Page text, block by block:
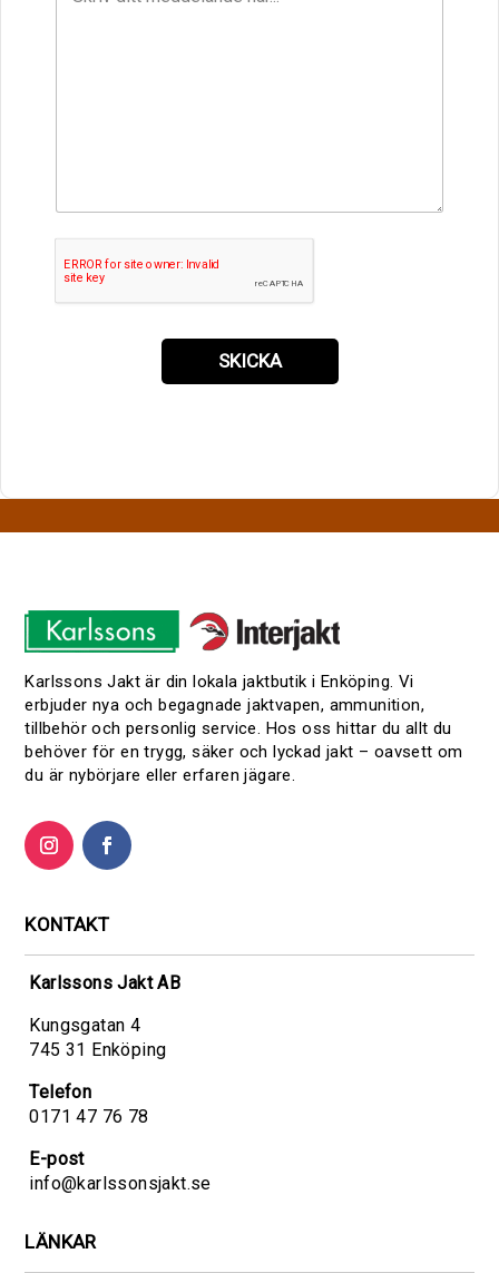
SKICKA
Karlssons Jakt är din lokala jaktbutik i Enköping. Vi
erbjuder nya och begagnade jaktvapen, ammunition,
tillbehör och personlig service. Hos oss hittar du allt du
behöver för en trygg, säker och lyckad jakt – oavsett om
du är nybörjare eller erfaren jägare.
KONTAKT
Karlssons Jakt AB
Kungsgatan 4
745 31 Enköping
Telefon
0171 47 76 78
E-post
info@karlssonsjakt.se
LÄNKAR